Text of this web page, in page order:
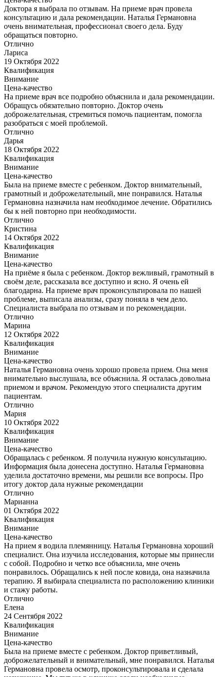
Доктора я выбрала по отзывам. На приеме врач провела
консультацию и дала рекомендации. Наталья Германовна
очень внимательная, профессионал своего дела. Буду
обращаться повторно.
Отлично
Лариса
19 Октября 2022
Квалификация
Внимание
Цена-качество
На приеме врач все подробно объяснила и дала рекомендации.
Обращусь обязательно повторно. Доктор очень
доброжелательная, стремиться помочь пациентам, помогла
разобраться с моей проблемой.
Отлично
Дарья
18 Октября 2022
Квалификация
Внимание
Цена-качество
Была на приеме вместе с ребенком. Доктор внимательный,
грамотный и доброжелательный, мне понравился. Наталья
Германовна назначила нам необходимое лечение. Обратились
бы к ней повторно при необходимости.
Отлично
Кристина
14 Октября 2022
Квалификация
Внимание
Цена-качество
На приёме я была с ребенком. Доктор вежливый, грамотный в
своём деле, рассказала все доступно и ясно. Я очень ей
благодарна. На приеме врач проконсультировала по нашей
проблеме, выписала анализы, сразу поняла в чем дело.
Специалиста выбрала по отзывам и по рекомендации.
Отлично
Марина
12 Октября 2022
Квалификация
Внимание
Цена-качество
Наталья Германовна очень хорошо провела прием. Она меня
внимательно выслушала, все объяснила. Я осталась довольна
приемом и врачом. Рекомендую этого специалиста другим
пациентам.
Отлично
Мария
10 Октября 2022
Квалификация
Внимание
Цена-качество
Обращалась с ребенком. Я получила нужную консультацию.
Информация была донесена доступно. Наталья Германовна
уделила достаточно времени, мы решили все вопросы. Про
итогу доктор дала нужные рекомендации
Отлично
Марианна
01 Октября 2022
Квалификация
Внимание
Цена-качество
На прием я водила племянницу. Наталья Германовна хороший
специалист. Она изучила исследования, которые мы принесли
с собой. Подробно и четко все объяснила, мне очень
понравилось. Обращались к ней после ковида, она назначила
терапию. Я выбирала специалиста по расположению клиники
и стажу работы.
Отлично
Елена
24 Сентября 2022
Квалификация
Внимание
Цена-качество
Была на приеме вместе с ребенком. Доктор приветливый,
доброжелательный и внимательный, мне понравился. Наталья
Германовна провела осмотр, проконсультировала и сделала